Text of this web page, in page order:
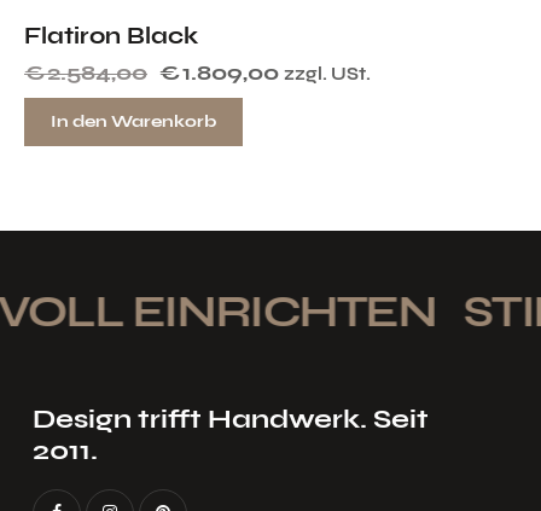
Flatiron Black
€2.584,00 €1.809,00 zzgl. USt.
In den Warenkorb
EINRICHTEN
Design trifft Handwerk. Seit
2011.